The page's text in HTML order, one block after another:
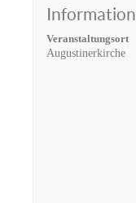
Veranstaltungsort
Augustinerkirche